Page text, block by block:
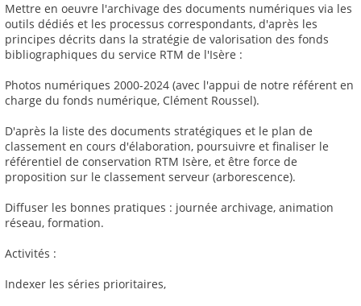
Mettre en oeuvre l'archivage des documents numériques via les
outils dédiés et les processus correspondants, d'après les
principes décrits dans la stratégie de valorisation des fonds
bibliographiques du service RTM de l'Isère :
Photos numériques 2000-2024 (avec l'appui de notre référent en
charge du fonds numérique, Clément Roussel).
D'après la liste des documents stratégiques et le plan de
classement en cours d'élaboration, poursuivre et finaliser le
référentiel de conservation RTM Isère, et être force de
proposition sur le classement serveur (arborescence).
Diffuser les bonnes pratiques : journée archivage, animation
réseau, formation.
Activités :
Indexer les séries prioritaires,